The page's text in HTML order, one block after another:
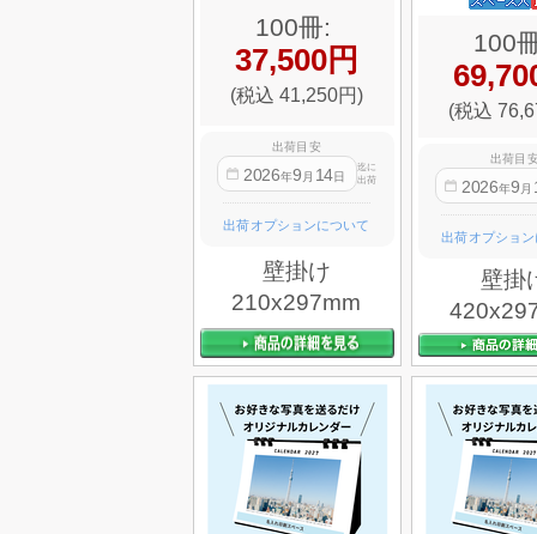
100冊:
37,500円
(税込 41,250円)
出荷目安
2026年9 月 14日
迄に
出荷
出荷オプションについて
壁掛け
210x297mm
100
(税込
出荷目
2026年9 月
出荷オプショ
壁掛